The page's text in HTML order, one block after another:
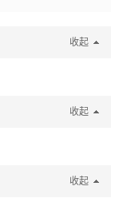
收起
收起
收起